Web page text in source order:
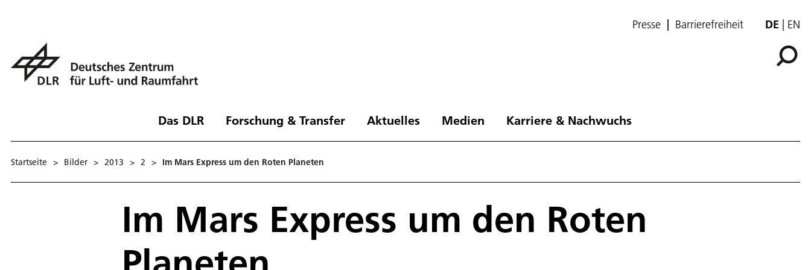
Presse Barrierefreiheit DE EN
Das DLR Forschung & Transfer Aktuelles Medien Karriere & Nachwuchs
Startseite > Bilder > 2013 > 2 > Im Mars Express um den Roten Planeten
Im Mars Express um den Roten